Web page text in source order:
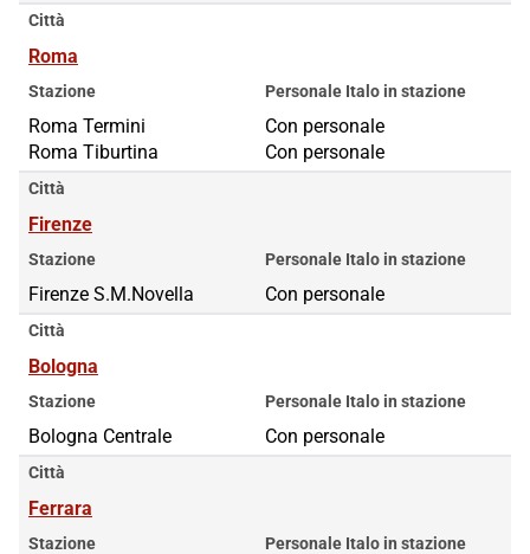
Città
Roma
Stazione
Roma Termini
Roma Tiburtina
Personale Italo in stazione
Roma Termini
Con personale
Roma Tiburtina
Con personale
Città
Firenze
Stazione
Firenze S.M.Novella
Personale Italo in stazione
Con personale
Città
Bologna
Stazione
Bologna Centrale
Personale Italo in stazione
Con personale
Città
Ferrara
Stazione Personale Italo in stazione